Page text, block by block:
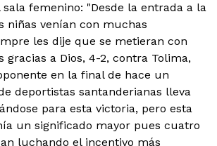
femenino: "Desde la entrada a la
niñas venían con muchas
les dije que se metieran con
gracias a Dios, 4-2, contra Tolima,
en la final de hace un
deportistas santanderianas lleva
para esta victoria, pero esta
un significado mayor pues cuatro
luchando el incentivo más